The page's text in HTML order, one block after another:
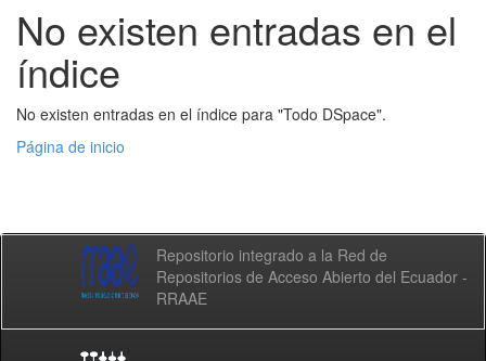
No existen entradas en el
índice
No existen entradas en el índice para "Todo DSpace".
Página de inicio
Repositorio integrado a la Red de
Repositorios de Acceso Abierto del Ecuador -
RRAAE